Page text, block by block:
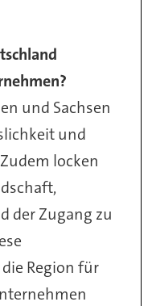
und Sachsen
und
locken
der Zugang zu
Region für